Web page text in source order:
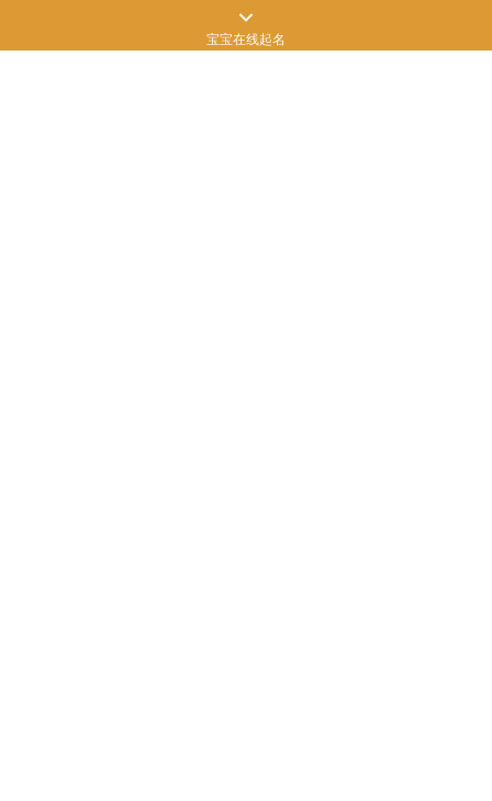
配种和人工授精的区别（配种后母
宝宝在线起名